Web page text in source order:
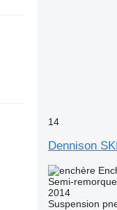
14
Dennison
Semi-
2014
Suspension